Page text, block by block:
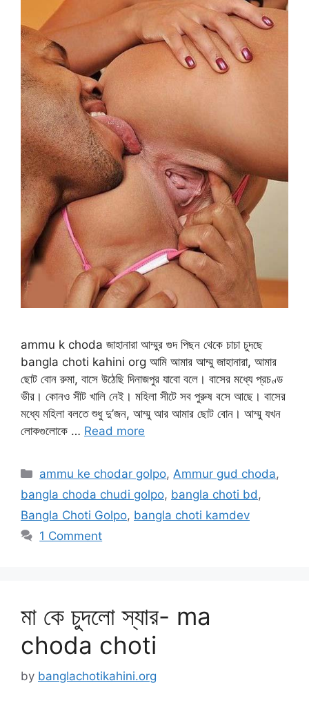
ammu k choda জাহানারা আম্মুর গুদ পিছন থেকে চাচা চুদছে
bangla choti kahini org আমি আমার আম্মু জাহানারা, আমার
ছোট বোন রুমা, বাসে উঠেছি দিনাজপুর যাবো বলে। বাসের মধ্যে প্রচণ্ড
ভীর। কোনও সীট খালি নেই। মহিলা সীটে সব পুরুষ বসে আছে। বাসের
মধ্যে মহিলা বলতে শুধু দু’জন, আম্মু আর আমার ছোট বোন। আম্মু যখন
লোকগুলোকে … Read more
Categories
ammu ke chodar golpo,Ammur gud choda,
bangla choda chudi golpo, bangla choti bd,
Bangla Choti Golpo, bangla choti kamdev
1 Comment
মা কে চুদলো স্যার- ma
choda choti
by banglachotikahini.org